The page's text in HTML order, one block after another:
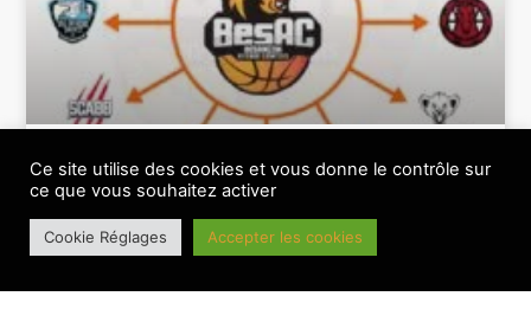
Le BesAC connait sa feuille de route 26-27
BANNIERE PRINCIPALE
Ce site utilise des cookies et vous donne le contrôle sur
ce que vous souhaitez activer
Cookie Réglages Accepter les cookies